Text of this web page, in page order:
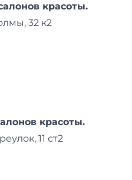
красоты.
32 к2
красоты.
11 ст2